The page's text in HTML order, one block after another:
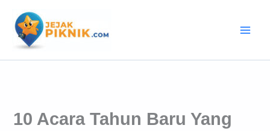
konten
10 Acara Tahun Baru Yang